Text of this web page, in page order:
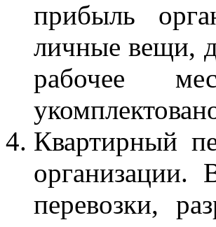
прибыль
личные вещи,
рабочее
Квартирный
организации.
перевозки,